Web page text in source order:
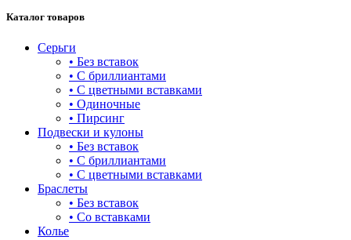
деревья
длинные
для мам
драконы и змеи
другие религии
животный мир
жучки и букашки
Каталог товаров
Серьги
• Без вставок
• С бриллиантами
• С цветными вставками
• Одиночные
• Пирсинг
Подвески и кулоны
• Без вставок
• С бриллиантами
• С цветными вставками
Браслеты
• Без вставок
• Со вставками
Колье